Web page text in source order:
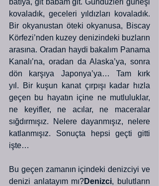
kovaladık, geceleri yıldızları kovaladık.
Bir okyanustan öteki okyanusa, Biscay
Körfezi’nden kuzey denizindeki buzların
arasına. Oradan haydi bakalım Panama
Kanalı’na, oradan da Alaska’ya, sonra
dön karşıya Japonya’ya… Tam kırk
yıl. Bir kuşun kanat çırpışı kadar hızla
geçen bu hayatın içine ne mutluluklar,
ne keyifler, ne acılar, ne maceralar
sığdırmışız. Nelere dayanmışız, nelere
katlanmışız. Sonuçta hepsi geçti gitti
işte…
Bu geçen zamanın içindeki denizciyi ve
denizi anlatayım mı?Denizci, bulutların